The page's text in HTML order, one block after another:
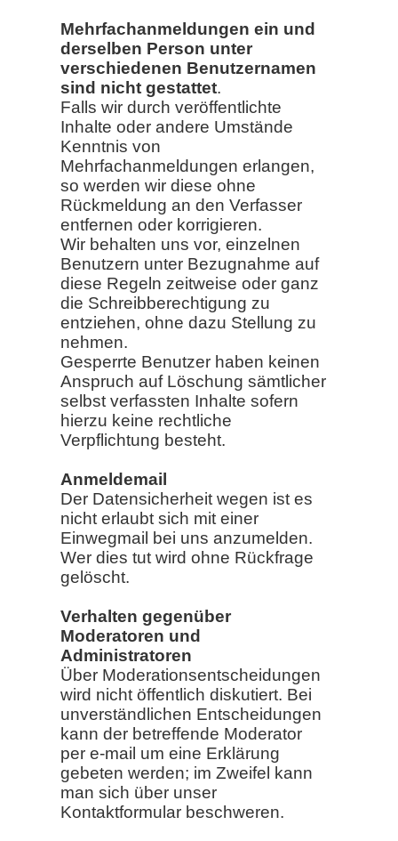
Mehrfachanmeldungen ein und
derselben Person unter
verschiedenen Benutzernamen
sind nicht gestattet.
Falls wir durch veröffentlichte
Inhalte oder andere Umstände
Kenntnis von
Mehrfachanmeldungen erlangen,
so werden wir diese ohne
Rückmeldung an den Verfasser
entfernen oder korrigieren.
Wir behalten uns vor, einzelnen
Benutzern unter Bezugnahme auf
diese Regeln zeitweise oder ganz
die Schreibberechtigung zu
entziehen, ohne dazu Stellung zu
nehmen.
Gesperrte Benutzer haben keinen
Anspruch auf Löschung sämtlicher
selbst verfassten Inhalte sofern
hierzu keine rechtliche
Verpflichtung besteht.
Anmeldemail
Der Datensicherheit wegen ist es
nicht erlaubt sich mit einer
Einwegmail bei uns anzumelden.
Wer dies tut wird ohne Rückfrage
gelöscht.
Verhalten gegenüber
Moderatoren und
Administratoren
Über Moderationsentscheidungen
wird nicht öffentlich diskutiert. Bei
unverständlichen Entscheidungen
kann der betreffende Moderator
per e-mail um eine Erklärung
gebeten werden; im Zweifel kann
man sich über unser
Kontaktformular beschweren.